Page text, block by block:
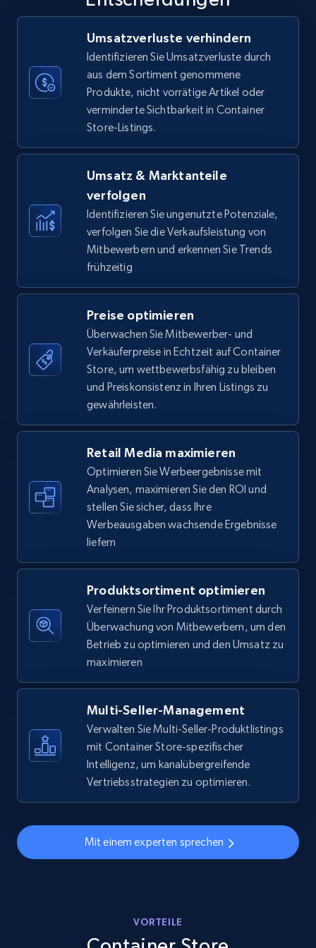
35.2K+ Jetzt anfangen
Amazon Reviews
URL, Product name, Product rating, Product
rating object, Product rating max, Rating,
Author name, Asin, and more.
870+
Walmart - products
Specifications, Image urls, Top reviews, and
875+ Jetzt anfangen
URL, Final price, Sku, Currency, Gtin,
Specifications, Image urls, Top reviews, and
more.
875+ Jetzt anfangen
Walmart - products - Collects products by
specific keywords
URL, Final price, Sku, Currency, Gtin,
Specifications, Image urls, Top reviews, and
875+ Jetzt anfangen
Walmart - products - Discover products by
Umsatzverluste verhindern
Identifizieren Sie Umsatzverluste durch
aus dem Sortiment genommene
Produkte, nicht vorrätige Artikel oder
verminderte Sichtbarkeit in Container
Store-Listings.
Umsatz & Marktanteile
verfolgen
Identifizieren Sie ungenutzte Potenziale,
verfolgen Sie die Verkaufsleistung von
Mitbewerbern und erkennen Sie Trends
frühzeitig
Preise optimieren
Überwachen Sie Mitbewerber- und
Verkäuferpreise in Echtzeit auf Container
Store, um wettbewerbsfähig zu bleiben
und Preiskonsistenz in Ihren Listings zu
gewährleisten.
Retail Media maximieren
Optimieren Sie Werbeergebnisse mit
Analysen, maximieren Sie den ROI und
stellen Sie sicher, dass Ihre
Werbeausgaben wachsende Ergebnisse
liefern
Produktsortiment optimieren
Verfeinern Sie Ihr Produktsortiment durch
Überwachung von Mitbewerbern, um den
Betrieb zu optimieren und den Umsatz zu
maximieren
Multi-Seller-Management
Verwalten Sie Multi-Seller-Produktlistings
mit Container Store-spezifischer
Intelligenz, um kanalübergreifende
Vertriebsstrategien zu optimieren.
Mit einem experten sprechen
VORTEILE